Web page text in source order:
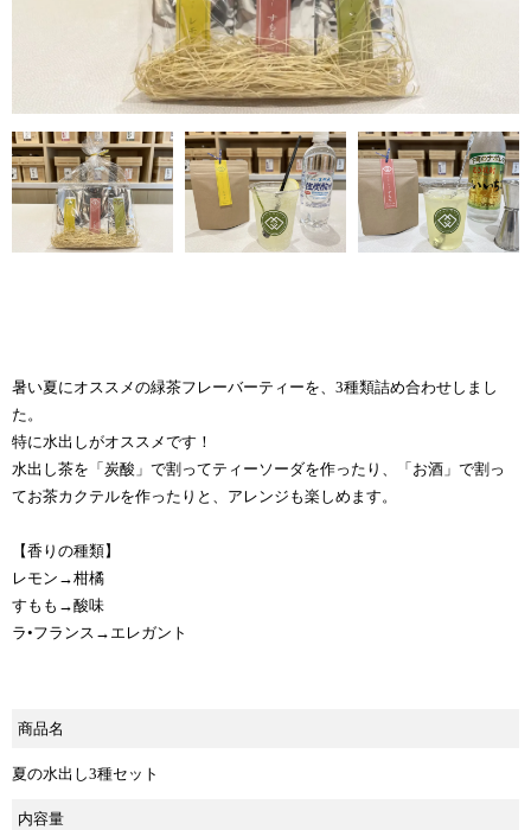
暑い夏にオススメの緑茶フレーバーティーを、3種類詰め合わせしまし
た。
特に水出しがオススメです！
水出し茶を「炭酸」で割ってティーソーダを作ったり、「お酒」で割っ
てお茶カクテルを作ったりと、アレンジも楽しめます。
【香りの種類】
レモン→柑橘
すもも→酸味
ラ•フランス→エレガント
商品名
夏の水出し3種セット
内容量